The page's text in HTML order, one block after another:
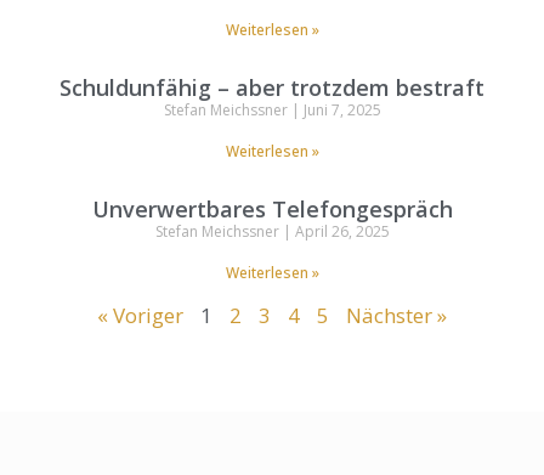
Weiterlesen »
Schuldunfähig – aber trotzdem bestraft
Stefan Meichssner
Juni 7, 2025
Weiterlesen »
Unverwertbares Telefongespräch
Stefan Meichssner
April 26, 2025
Weiterlesen »
« Voriger 1 2 3 4 5 Nächster »